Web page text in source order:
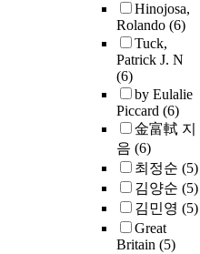
Hinojosa,
Rolando (6)
Tuck,
Patrick J. N
(6)
by Eulalie
Piccard (6)
金富軾 지
음 (6)
최정순 (5)
김양순 (5)
김민영 (5)
Great
Britain (5)